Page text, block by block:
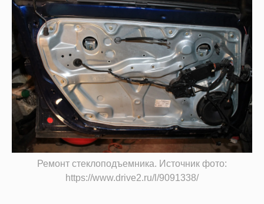
Ремонт стеклоподъемника. Источник фото:
https://www.drive2.ru/l/9091338/